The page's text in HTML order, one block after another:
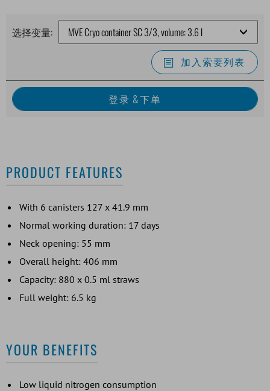
选择变量:
加入索要列表
PRODUCT FEATURES
With 6 canisters 127 x 41.9 mm
Normal working duration: 17 days
Neck opening: 55 mm
Overall height: 406 mm
Capacity: 880 x 0.5 ml straws
Full weight: 6.5 kg
YOUR BENEFITS
Low liquid nitrogen consumption